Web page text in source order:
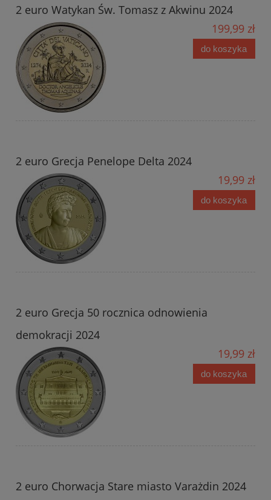
2 euro Watykan Św. Tomasz z Akwinu 2024
199,99 zł
do koszyka
2 euro Grecja Penelope Delta 2024
19,99 zł
do koszyka
2 euro Grecja 50 rocznica odnowienia
demokracji 2024
19,99 zł
do koszyka
2 euro Chorwacja Stare miasto Varażdin 2024